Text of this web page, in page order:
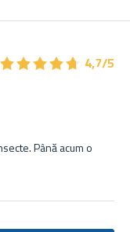
★★★★★
★★★★★ 4,7/5
Până acum o